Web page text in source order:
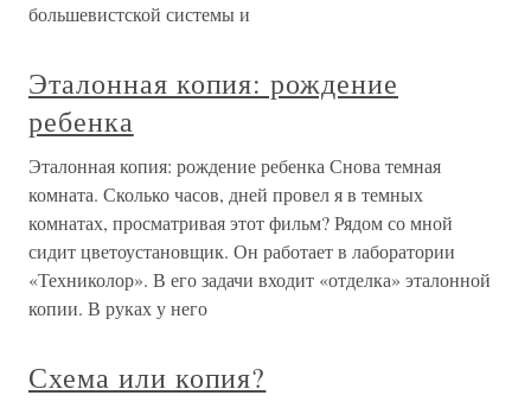
большевистской системы и
Эталонная копия: рождение
ребенка
Эталонная копия: рождение ребенка Снова темная
комната. Сколько часов, дней провел я в темных
комнатах, просматривая этот фильм? Рядом со мной
сидит цветоустановщик. Он работает в лаборатории
«Техниколор». В его задачи входит «отделка» эталонной
копии. В руках у него
Схема или копия?